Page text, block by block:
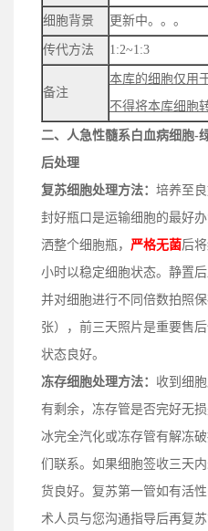
细胞背景 更新中。。。
传代方法 1:2~1:3
备注
本库的细胞仅用
不得将本库细胞
二、 人急性髓系白血病细胞-
后处理
复苏细胞处理方法： 培养至
封好瓶口是运输细胞的最好
洒整个细胞瓶， 严格无菌后
小时以稳定细胞状态。 静置后
并对细胞进行不同倍数拍照
张）
， 前三天照片是重要售
状态良好。
冻存细胞处理方法： 收到细
有剩余，冻存管是否完好无
冰完全汽化或冻存管有解冻
们联系。如果细胞签收三天
货良好。复苏第一管如有活
术人员与您沟通指导后再复苏